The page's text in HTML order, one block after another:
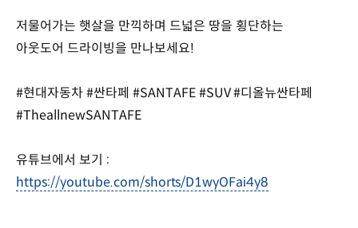
저물어가는 햇살을 만끽하며 드넓은 땅을 횡단하는
아웃도어 드라이빙을 만나보세요!
#현대자동차 #싼타페 #SANTAFE #SUV #디올뉴싼타페
#TheallnewSANTAFE
유튜브에서 보기 :
https://youtube.com/shorts/D1wyOFai4y8